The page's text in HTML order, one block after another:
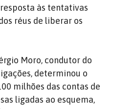
às tentativas
réus de liberar os
Moro, condutor do
determinou o
milhões das contas de
ligadas ao esquema,